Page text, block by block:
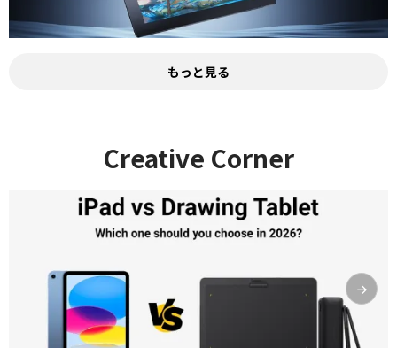
もっと見る
Creative Corner